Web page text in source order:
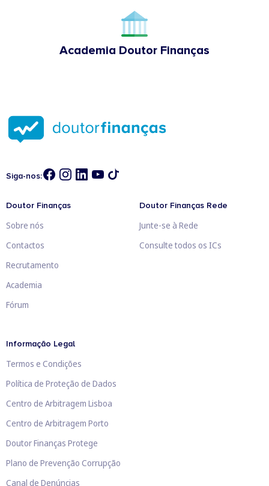
Academia Doutor Finanças
Siga-nos:
Doutor Finanças
Sobre nós
Contactos
Recrutamento
Academia
Fórum
Doutor Finanças Rede
Junte-se à Rede
Consulte todos os ICs
Informação Legal
Termos e Condições
Política de Proteção de Dados
Centro de Arbitragem Lisboa
Centro de Arbitragem Porto
Doutor Finanças Protege
Plano de Prevenção Corrupção
Canal de Denúncias